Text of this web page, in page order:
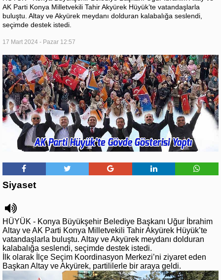
AK Parti Konya Milletvekili Tahir Akyürek Hüyük’te vatandaşlarla
buluştu. Altay ve Akyürek meydanı dolduran kalabalığa seslendi,
seçimde destek istedi.
17 Mart 2024 - Pazar 12:57
Siyaset
HÜYÜK - Konya Büyükşehir Belediye Başkanı Uğur İbrahim
Altay ve AK Parti Konya Milletvekili Tahir Akyürek Hüyük’te
vatandaşlarla buluştu. Altay ve Akyürek meydanı dolduran
kalabalığa seslendi, seçimde destek istedi.
İlk olarak İlçe Seçim Koordinasyon Merkezi’ni ziyaret eden
Başkan Altay ve Akyürek, partililerle bir araya geldi.